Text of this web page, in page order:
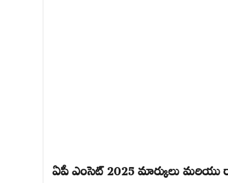
ఏపీ ఎంసెట్ 2025 మార్కులు మరియు